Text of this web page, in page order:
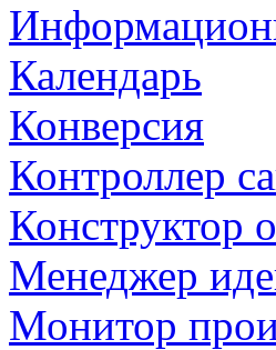
Календарь
Конверсия
Контроллер
Конструктор
Менеджер
Монитор